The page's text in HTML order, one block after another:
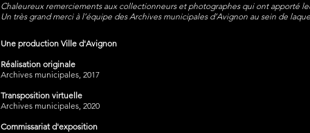
Chaleureux remerciements aux collectionneurs et photographes qui ont apporté
Un très grand merci à l’équipe des Archives municipales d’Avignon au sein de
Une production Ville d'Avignon
Réalisation originale
Archives municipales, 2017
Transposition virtuelle
Archives municipales, 2020
Commissariat d'exposition